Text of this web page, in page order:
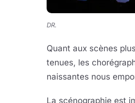
DR.
Quant aux scènes
tenues, les
naissantes nous
La scénographie est